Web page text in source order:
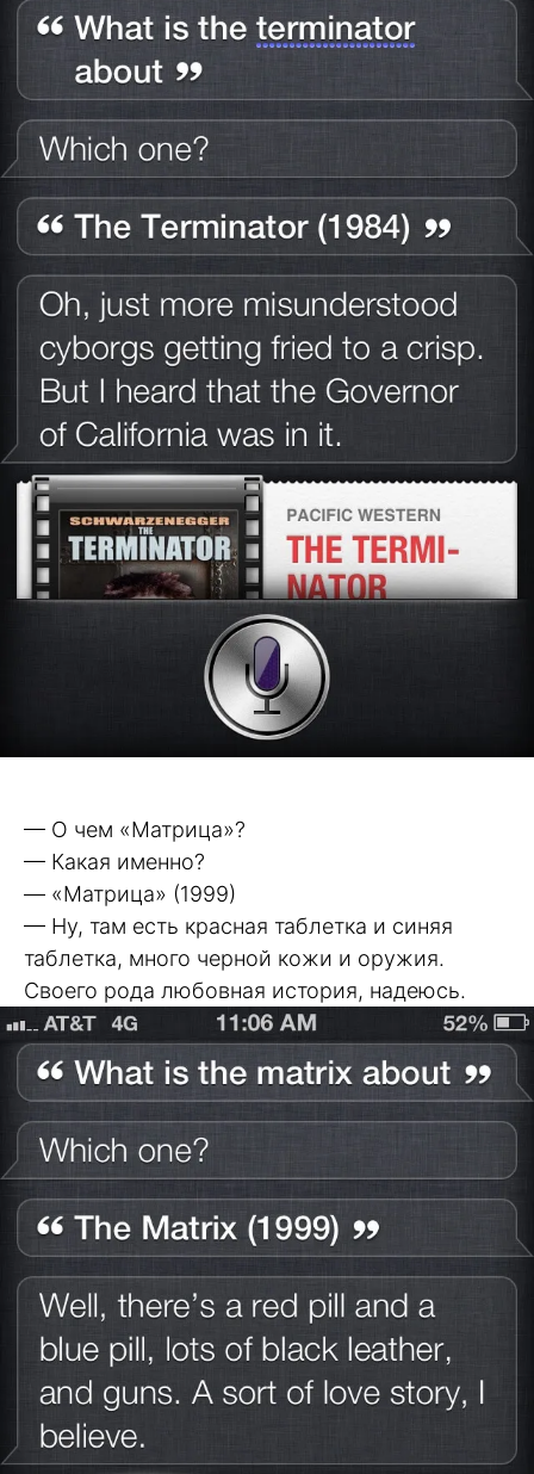
— О чем «Матрица»?
— Какая именно?
— «Матрица» (1999)
— Ну, там есть красная таблетка и синяя
таблетка, много черной кожи и оружия.
Своего рода любовная история, надеюсь.